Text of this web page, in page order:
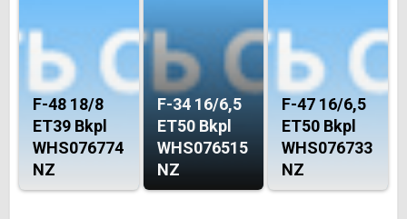
F-48 18/8
ET39 Bkpl
WHS076774
NZ
F-34 16/6,5
ET50 Bkpl
WHS076515
NZ
F-47 16/6,5
ET50 Bkpl
WHS076733
NZ